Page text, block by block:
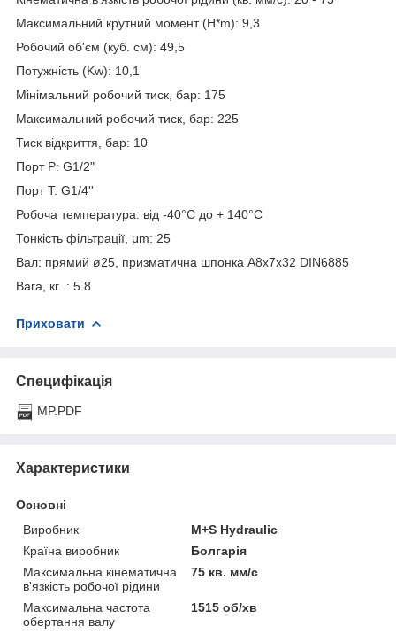
Максимальний крутний момент (H*m): 9,3
Робочий об'єм (куб. см): 49,5
Потужність (Kw): 10,1
Мінімальний робочий тиск, бар: 175
Максимальний робочий тиск, бар: 225
Тиск відкриття, бар: 10
Порт P: G1/2"
Порт T: G1/4''
Робоча температура: від -40°С до + 140°С
Тонкість фільтрації, μm: 25
Вал: прямий ø25, призматична шпонка A8x7x32 DIN6885
Вага, кг .: 5.8
Приховати
Специфікація
MP.PDF
Характеристики
Основні
Виробник
M+S Hydraulic
Країна виробник
Болгарія
Максимальна кінематична
в'язкість робочої рідини
75 кв. мм/с
Максимальна частота
обертання валу
1515 об/хв